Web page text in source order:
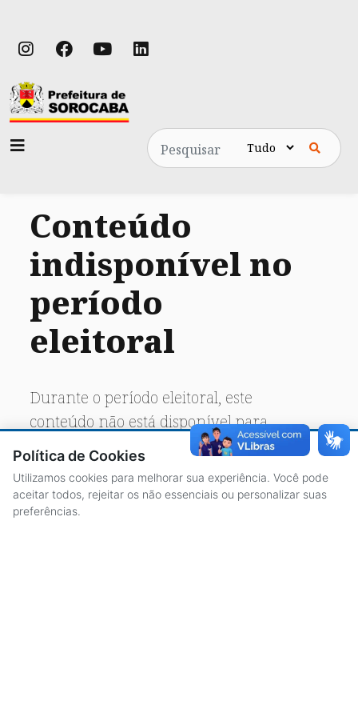
Pesquisa
Conteúdo
indisponível no
período
eleitoral
Durante o período eleitoral, este
conteúdo não está disponível para
acesso público.
Política de Cookies
Utilizamos cookies para melhorar sua experiência. Você pode
aceitar todos, rejeitar os não essenciais ou personalizar suas
preferências.